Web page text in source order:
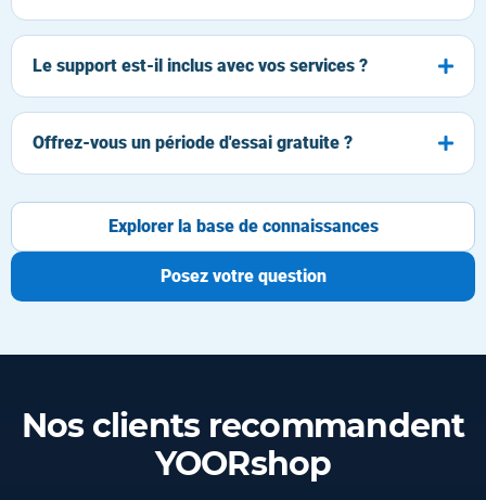
Le support est-il inclus avec vos services ?
Offrez-vous un période d'essai gratuite ?
Explorer la base de connaissances
Posez votre question
Nos clients recommandent
YOORshop